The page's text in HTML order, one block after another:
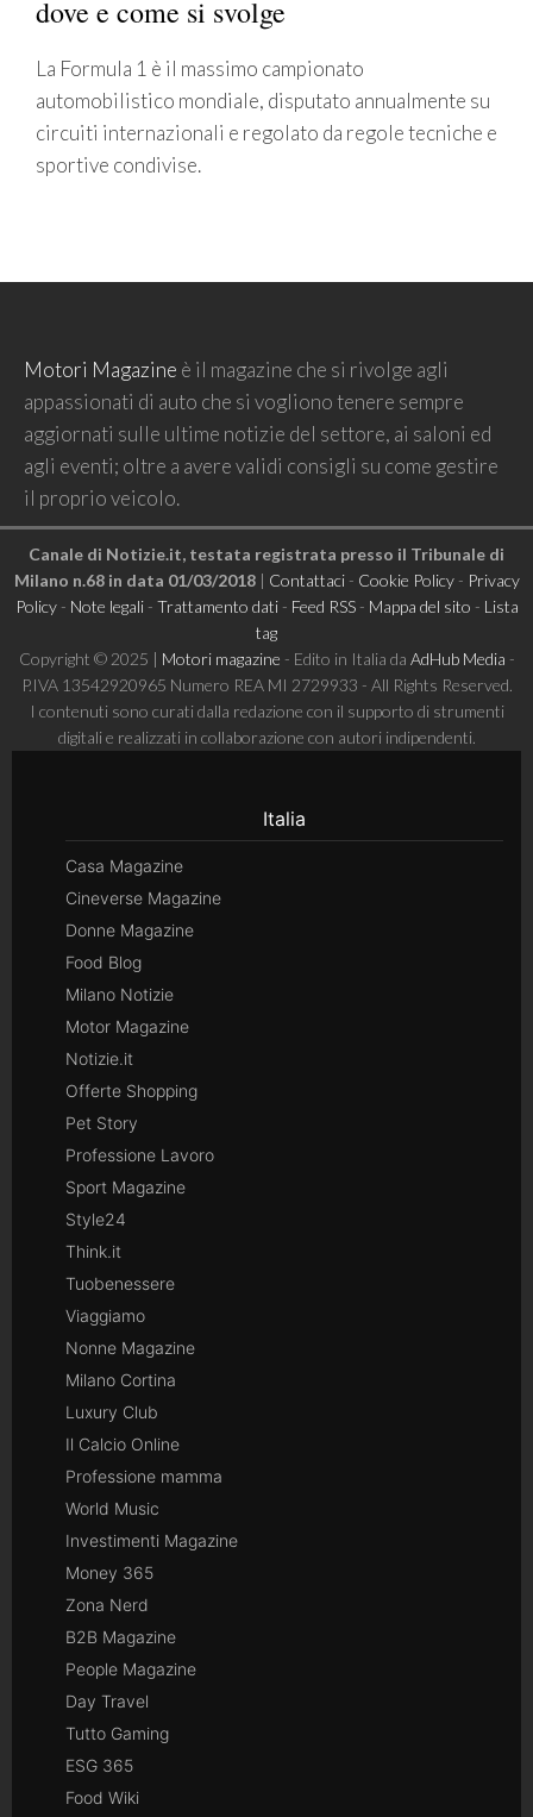
dove e come si svolge
La Formula 1 è il massimo campionato
automobilistico mondiale, disputato annualmente su
circuiti internazionali e regolato da regole tecniche e
sportive condivise.
Motori Magazine è il magazine che si rivolge agli
appassionati di auto che si vogliono tenere sempre
aggiornati sulle ultime notizie del settore, ai saloni ed
agli eventi; oltre a avere validi consigli su come gestire
il proprio veicolo.
Canale di Notizie.it, testata registrata presso il Tribunale di
Milano n.68 in data 01/03/2018| Contattaci- Cookie Policy- Privacy
Policy- Note legali- Trattamento dati- Feed RSS- Mappa del sito - Lista
tag
Copyright © 2025 | Motori magazine - Edito in Italia da AdHub Media -
P.IVA 13542920965 Numero REA MI 2729933 - All Rights Reserved.
I contenuti sono curati dalla redazione con il supporto di strumenti
digitali e realizzati in collaborazione con autori indipendenti.
Italia
Casa Magazine
Cineverse Magazine
Donne Magazine
Food Blog
Milano Notizie
Motor Magazine
Notizie.it
Offerte Shopping
Pet Story
Professione Lavoro
Sport Magazine
Style24
Think.it
Tuobenessere
Viaggiamo
Nonne Magazine
Milano Cortina
Luxury Club
Il Calcio Online
Professione mamma
World Music
Investimenti Magazine
Money 365
Zona Nerd
B2B Magazine
People Magazine
Day Travel
Tutto Gaming
ESG 365
Food Wiki